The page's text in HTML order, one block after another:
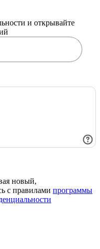
и открывайте
новый,
с правилами программы